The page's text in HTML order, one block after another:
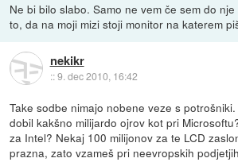
Ne bi bilo slabo. Samo ne vem če sem do
to, da na moji mizi stoji monitor na katerem
nekikr
::9. dec 2010, 16:42
Take sodbe nimajo nobene veze s
dobil kakšno milijardo ojrov kot pri
za Intel? Nekaj 100 milijonov za te LCD
prazna, zato vzameš pri neevropskih